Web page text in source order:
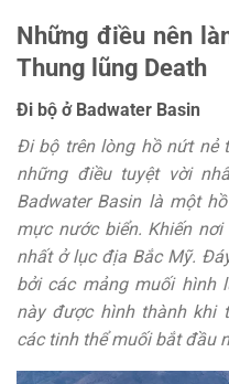
Những điều nên
Thung lũng Death
Đi bộ ở Badwater Basin
Đi bộ trên lòng hồ nứt nẻ
những điều tuyệt vời
Badwater Basin là một
mực nước biển. Khiến
nhất ở lục địa Bắc Mỹ.
bởi các mảng muối hình
này được hình thành khi
các tinh thể muối bắt đầu